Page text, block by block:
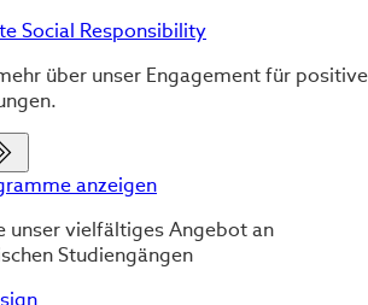
Social Responsibility
über unser Engagement für positive
anzeigen
unser vielfältiges Angebot an
Studiengängen